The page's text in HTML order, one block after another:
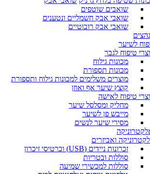
שואבים שוטפים
שואבי אבק חשמליים ונטענים
שואבי אבק רובוטיים
לשיער
טיפוח לגבר
מכונות גילוח
מכונות תספורת
מוצרים משלימים למכונות גילוח ותספורת
קוצץ שיער אף ואוזן
טיפוח לאישה
מחליק ומסלסל שיער
מייבש פן לשיער
מסירי שיער לנשים
ואביזרים
זכרונות ניידים (USB) וכרטיסי זיכרון
סוללות ובטריות
סוללות למכשירי שמיעה